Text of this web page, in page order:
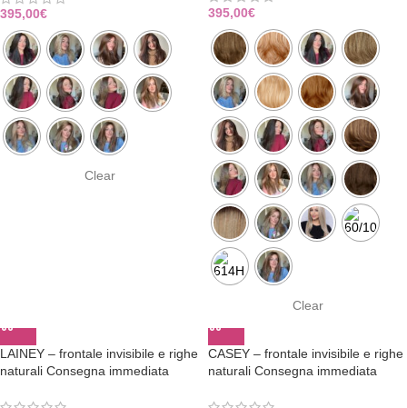
395,00€
Clear
395,00€
Clear
LAINEY – frontale invisibile e righe
naturali Consegna immediata
CASEY – frontale invisibile e righe
naturali Consegna immediata